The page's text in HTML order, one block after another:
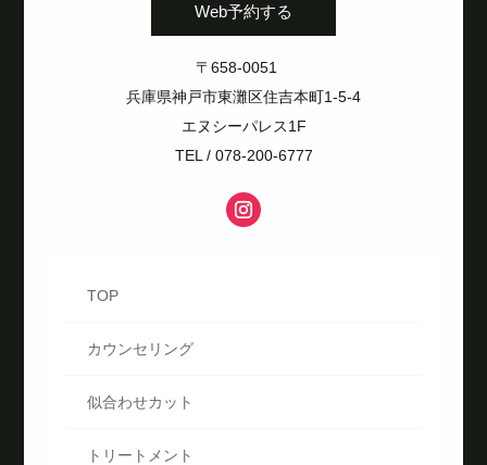
Web予約する
〒658-0051
兵庫県神戸市東灘区住吉本町1-5-4
エヌシーパレス1F
TEL / 078-200-6777
TOP
カウンセリング
似合わせカット
トリートメント